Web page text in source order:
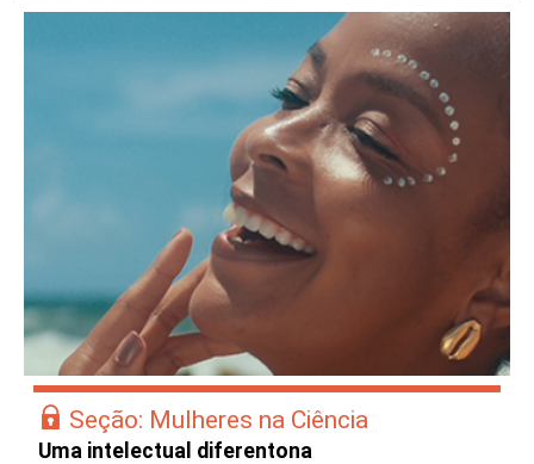
Seção: Mulheres na Ciência
Uma intelectual diferentona